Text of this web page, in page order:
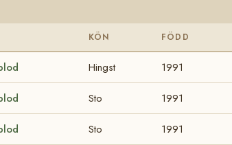
KÖN FÖDD
Hingst 1991
Sto 1991
Sto 1991